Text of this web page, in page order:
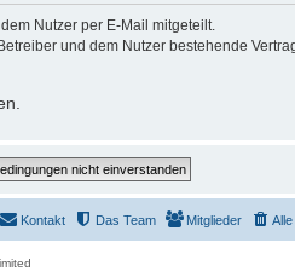
Nutzer per E-Mail mitgeteilt.
und dem Nutzer bestehende
Mitglieder
Das Team
Kontakt